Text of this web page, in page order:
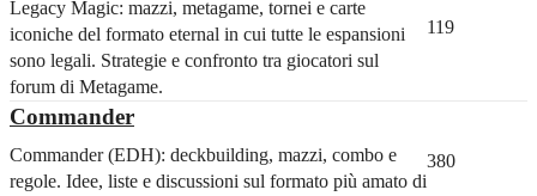
Legacy Magic: mazzi, metagame, tornei e carte
iconiche del formato eternal in cui tutte le espansioni
sono legali. Strategie e confronto tra giocatori sul
forum di Metagame.
119
Commander
Commander (EDH): deckbuilding, mazzi, combo e
regole. Idee, liste e discussioni sul formato più amato di
380